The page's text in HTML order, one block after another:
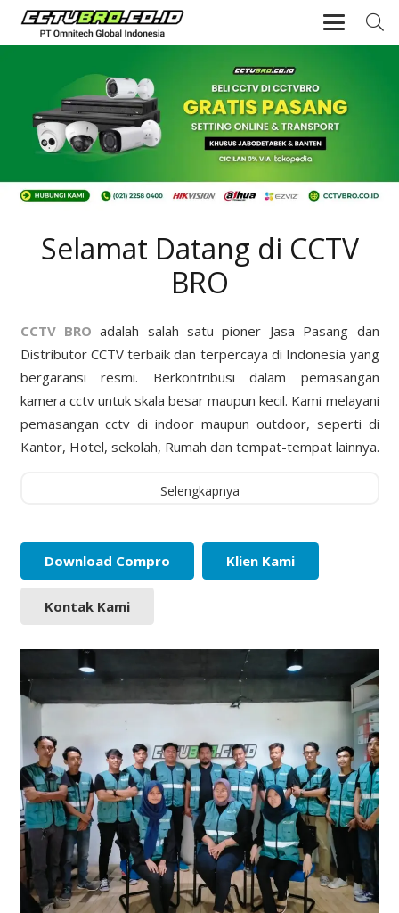
Selamat Datang di CCTV
BRO
CCTV BRO adalah salah satu pioner Jasa Pasang dan
Distributor CCTV terbaik dan terpercaya di Indonesia yang
bergaransi resmi. Berkontribusi dalam pemasangan
kamera cctv untuk skala besar maupun kecil. Kami melayani
pemasangan cctv di indoor maupun outdoor, seperti di
Kantor, Hotel, sekolah, Rumah dan tempat-tempat lainnya.
Selengkapnya
Download Compro Klien Kami
Kontak Kami